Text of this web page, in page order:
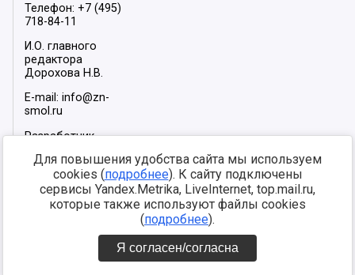
Телефон: +7 (495)
718-84-11
И.О. главного
редактора
Дорохова Н.В.
E-mail: info@zn-
smol.ru
Разработчик
2026
Мы в социальных
сетях:
Для повышения удобства сайта мы используем
cookies (подробнее). К сайту подключены
сервисы Yandex.Metrika, LiveInternet, top.mail.ru,
которые также используют файлы cookies
(подробнее).
Я согласен/согласна